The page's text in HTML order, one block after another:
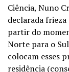
Ciência, Nuno
declarada
partir do
Norte para o
colocam esses
residência